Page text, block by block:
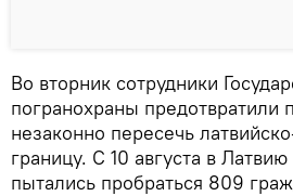
Во вторник сотрудники
погранохраны предотвратили
незаконно пересечь
границу. С 10 августа в
пытались пробраться 809